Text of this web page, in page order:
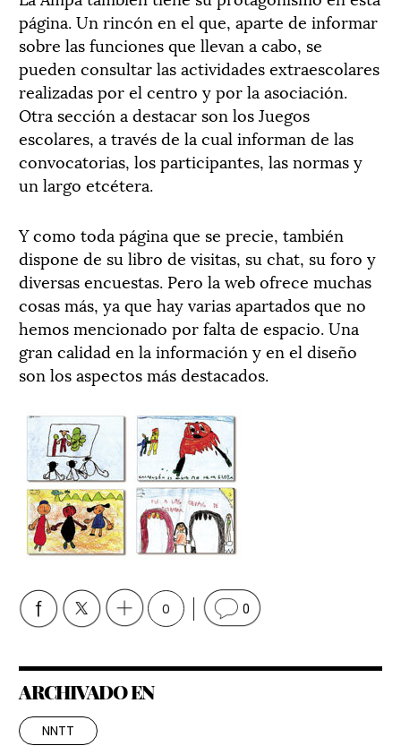
página. Un rincón en el que, aparte de informar
sobre las funciones que llevan a cabo, se
pueden consultar las actividades extraescolares
realizadas por el centro y por la asociación.
Otra sección a destacar son los Juegos
escolares, a través de la cual informan de las
convocatorias, los participantes, las normas y
un largo etcétera.
Y como toda página que se precie, también
dispone de su libro de visitas, su chat, su foro y
diversas encuestas. Pero la web ofrece muchas
cosas más, ya que hay varias apartados que no
hemos mencionado por falta de espacio. Una
gran calidad en la información y en el diseño
son los aspectos más destacados.
0 0
ARCHIVADO EN
NNTT